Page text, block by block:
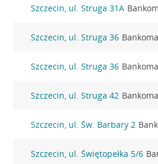
Szczecin, ul. Struga 31A
Szczecin, ul. Struga 36
Szczecin, ul. Struga 36
Szczecin, ul. Struga 42
Szczecin, ul. Św. Barbary 2
Szczecin, ul. Świętopełka 5/6